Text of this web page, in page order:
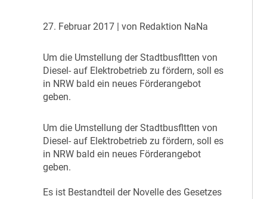
27. Februar 2017 | von Redaktion NaNa
Um die Umstellung der Stadtbusfltten von
Diesel- auf Elektrobetrieb zu fördern, soll es
in NRW bald ein neues Förderangebot
geben.
Um die Umstellung der Stadtbusfltten von
Diesel- auf Elektrobetrieb zu fördern, soll es
in NRW bald ein neues Förderangebot
geben.
Es ist Bestandteil der Novelle des Gesetzes